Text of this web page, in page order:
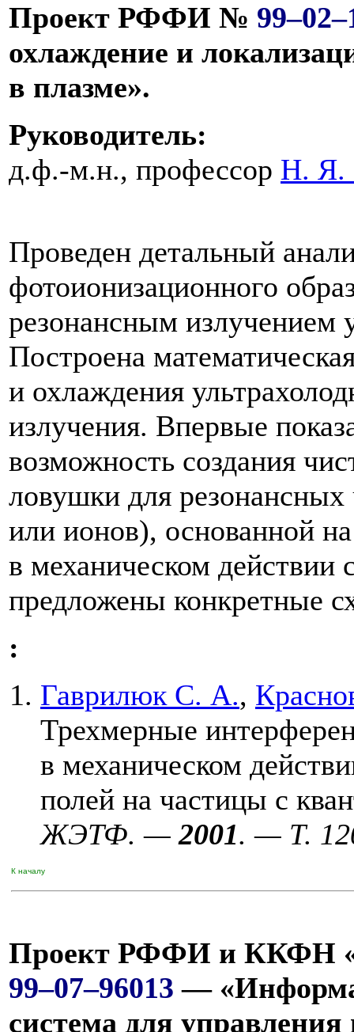
Проект РФФИ №
охлаждение и
в плазме».
Руководитель:
д.ф.-м.н., профессор Н. Я.
Проведен детальный
фотоионизационного
резонансным излучением
Построена
и охлаждения
излучения. Впервые
возможность создания
ловушки для
или ионов), основанной
в механическом действии
предложены конкретные
:
Гаврилюк С. А.,
Трехмерные
в механическом
полей на частицы с
ЖЭТФ. —2001. — Т.
К началу
Проект РФФИ и ККФН
99–07–96013 —
система для